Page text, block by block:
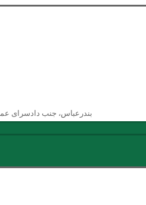
بندرعباس، جنب دادسرای